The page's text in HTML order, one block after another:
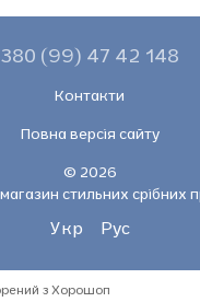
(99) 47 42 148
Контакти
Повна версія сайту
© 2026
стильних срібних
Укр Рус
з Хорошоп